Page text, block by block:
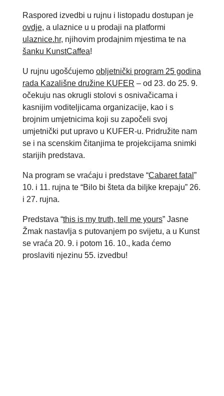
Raspored izvedbi u rujnu i listopadu dostupan je
ovdje, a ulaznice u u prodaji na platformi
ulaznice.hr, njihovim prodajnim mjestima te na
šanku KunstCaffea!
U rujnu ugošćujemo obljetnički program 25 godina
rada Kazališne družine KUFER – od 23. do 25. 9.
očekuju nas okrugli stolovi s osnivačicama i
kasnijim voditeljicama organizacije, kao i s
brojnim umjetnicima koji su započeli svoj
umjetnički put upravo u KUFER-u. Pridružite nam
se i na scenskim čitanjima te projekcijama snimki
starijih predstava.
Na program se vraćaju i predstave “Cabaret fatal ”
10. i 11. rujna te “Bilo bi šteta da biljke krepaju” 26.
i 27. rujna.
Predstava “this is my truth, tell me yours” Jasne
Žmak nastavlja s putovanjem po svijetu, a u Kunst
se vraća 20. 9. i potom 16. 10., kada ćemo
proslaviti njezinu 55. izvedbu!